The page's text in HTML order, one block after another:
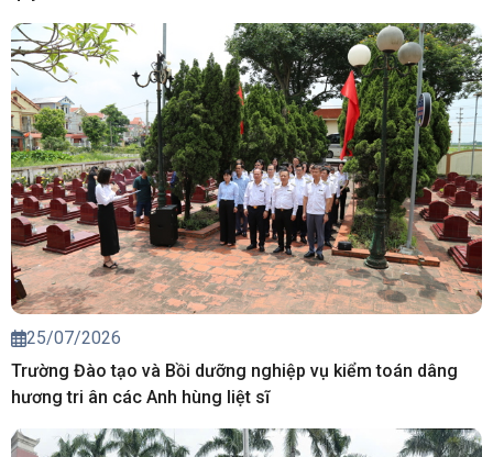
25/07/2026
Trường Đào tạo và Bồi dưỡng nghiệp vụ kiểm toán dâng
hương tri ân các Anh hùng liệt sĩ